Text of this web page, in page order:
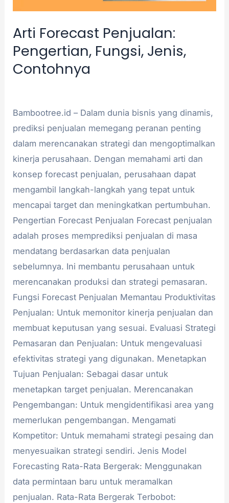
Arti Forecast Penjualan:
Pengertian, Fungsi, Jenis,
Contohnya
Bambootree.id – Dalam dunia bisnis yang dinamis,
prediksi penjualan memegang peranan penting
dalam merencanakan strategi dan mengoptimalkan
kinerja perusahaan. Dengan memahami arti dan
konsep forecast penjualan, perusahaan dapat
mengambil langkah-langkah yang tepat untuk
mencapai target dan meningkatkan pertumbuhan.
Pengertian Forecast Penjualan Forecast penjualan
adalah proses memprediksi penjualan di masa
mendatang berdasarkan data penjualan
sebelumnya. Ini membantu perusahaan untuk
merencanakan produksi dan strategi pemasaran.
Fungsi Forecast Penjualan Memantau Produktivitas
Penjualan: Untuk memonitor kinerja penjualan dan
membuat keputusan yang sesuai. Evaluasi Strategi
Pemasaran dan Penjualan: Untuk mengevaluasi
efektivitas strategi yang digunakan. Menetapkan
Tujuan Penjualan: Sebagai dasar untuk
menetapkan target penjualan. Merencanakan
Pengembangan: Untuk mengidentifikasi area yang
memerlukan pengembangan. Mengamati
Kompetitor: Untuk memahami strategi pesaing dan
menyesuaikan strategi sendiri. Jenis Model
Forecasting Rata-Rata Bergerak: Menggunakan
data permintaan baru untuk meramalkan
penjualan. Rata-Rata Bergerak Terbobot:
Contohnya